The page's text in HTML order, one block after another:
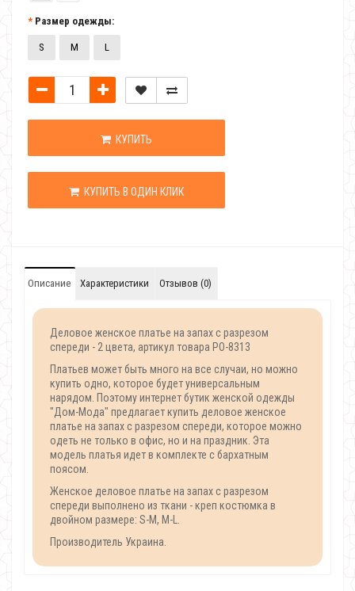
Размер одежды:
S M L
КУПИТЬ
КУПИТЬ В ОДИН КЛИК
Описание Характеристики Отзывов (0)
Деловое женское платье на запах с разрезом
спереди - 2 цвета, артикул товара PO-8313
Платьев может быть много на все случаи, но можно
купить одно, которое будет универсальным
нарядом. Поэтому интернет бутик женской одежды
"Дом-Мода" предлагает купить деловое женское
платье на запах с разрезом спереди, которое можно
одеть не только в офис, но и на праздник. Эта
модель платья идет в комплекте с бархатным
поясом.
Женское деловое платье на запах с разрезом
спереди выполнено из ткани - креп костюмка в
двойном размере: S-M, M-L.
Производитель Украина.